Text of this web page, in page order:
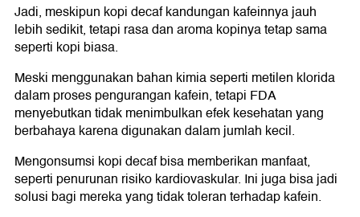
Jadi, meskipun kopi decaf kandungan kafeinnya jauh
lebih sedikit, tetapi rasa dan aroma kopinya tetap sama
seperti kopi biasa.
Meski menggunakan bahan kimia seperti metilen klorida
dalam proses pengurangan kafein, tetapi FDA
menyebutkan tidak menimbulkan efek kesehatan yang
berbahaya karena digunakan dalam jumlah kecil.
Mengonsumsi kopi decaf bisa memberikan manfaat,
seperti penurunan risiko kardiovaskular. Ini juga bisa jadi
solusi bagi mereka yang tidak toleran terhadap kafein.